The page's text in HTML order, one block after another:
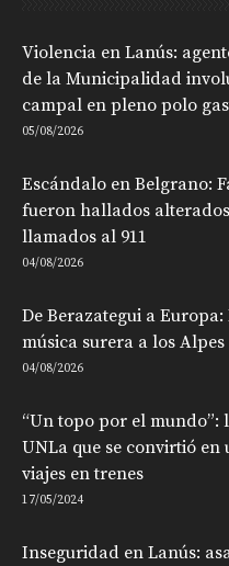
Violencia en Lanús:
de la Municipalidad
campal en pleno polo
05/08/2026
Escándalo en Belgrano:
fueron hallados
llamados al 911
04/08/2026
De Berazategui a
música surera a los
04/08/2026
“Un topo por el
UNLa que se convirtió
viajes en trenes
17/05/2024
Inseguridad en Lanús: